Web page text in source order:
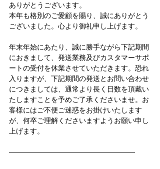
ありがとうございます。
本年も格別のご愛顧を賜り、誠にありがとう
ございました。心より御礼申し上げます。
年末年始にあたり、誠に勝手ながら下記期間
におきまして、発送業務及びカスタマーサポ
ートの受付を休業させていただきます。恐れ
入りますが、下記期間の発送とお問い合わせ
につきましては、通常より長く日数を頂戴い
たしますことを予めご了承くださいませ。お
客様にはご不便ご迷惑をお掛けいたします
が、何卒ご理解くださいますようお願い申し
上げます。
――――――――――――――――――